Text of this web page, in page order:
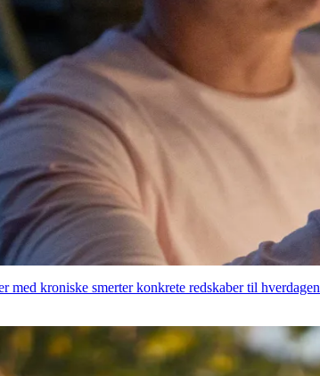
med kroniske smerter konkrete redskaber til hverdagen